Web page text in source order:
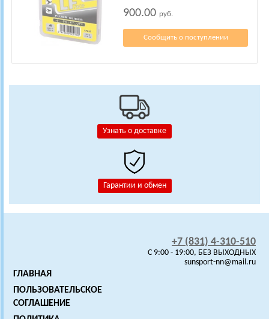
Узнать о доставке
Гарантии и обмен
900.00 руб.
Сообщить о поступлении
+7 (831) 4-310-510
C 9:00 - 19:00, БЕЗ ВЫХОДНЫХ
sunsport-nn@mail.ru
ГЛАВНАЯ
ПОЛЬЗОВАТЕЛЬСКОЕ
СОГЛАШЕНИЕ